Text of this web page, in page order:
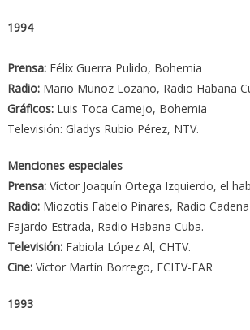
1994
Prensa:Félix Guerra Pulido, Bohemia
Radio:Mario Muñoz Lozano, Radio Habana
Gráficos: Luis Toca Camejo, Bohemia
Televisión: Gladys Rubio Pérez, NTV.
Menciones especiales
Prensa:Víctor Joaquín Ortega Izquierdo, el
Radio:Miozotis Fabelo Pinares, Radio
Fajardo Estrada, Radio Habana Cuba.
Televisión:Fabiola López Al, CHTV.
Cine:Víctor Martín Borrego, ECITV-FAR
1993